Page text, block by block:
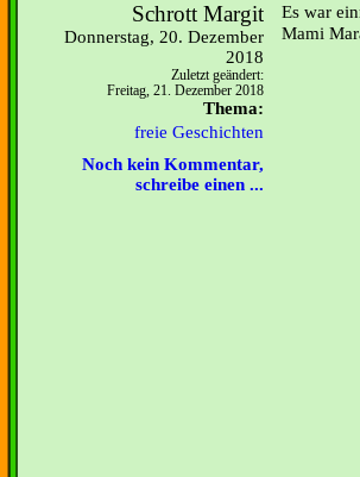
Schrott Margit
Donnerstag, 20. Dezember
2018
Zuletzt geändert:
Freitag, 21. Dezember 2018
Thema:
freie Geschichten
Noch kein Kommentar,
schreibe einen ...
Es war
Mami